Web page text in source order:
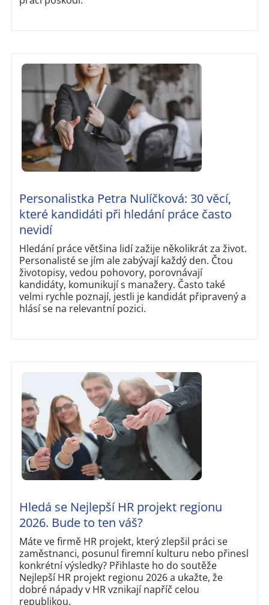
Personalistka Petra Nulíčková: 30 věcí,
které kandidáti při hledání práce často
nevidí
Hledání práce většina lidí zažije několikrát za život.
Personalisté se jím ale zabývají každý den. Čtou
životopisy, vedou pohovory, porovnávají
kandidáty, komunikují s manažery. Často také
velmi rychle poznají, jestli je kandidát připravený a
hlásí se na relevantní pozici.
Hledá se Nejlepší HR projekt regionu
2026. Bude to ten váš?
Máte ve firmě HR projekt, který zlepšil práci se
zaměstnanci, posunul firemní kulturu nebo přinesl
konkrétní výsledky? Přihlaste ho do soutěže
Nejlepší HR projekt regionu 2026 a ukažte, že
dobré nápady v HR vznikají napříč celou
republikou.